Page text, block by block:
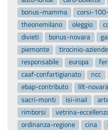
bonus-mamma
corsi-
theonemilano
oleggio
divieti
bonus-novara
piemonte
tirocinio-aziende
responsabile
europa
caaf-confartigianato
ncc
ebap-contributo
lilt-novara
sacri-monti
isi-inail
rimborsi
vetrina-
ordinanza-regione
cina